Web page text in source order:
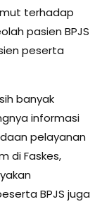
terhadap
pasien BPJS
peserta
banyak
informasi
pelayanan
di Faskes,
BPJS juga